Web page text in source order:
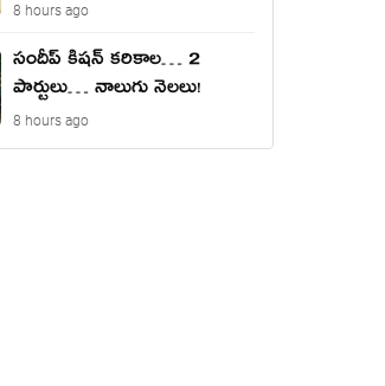
8 hours ago
సందీప్ కిషన్ కరికాల… 2
పార్టులు… నాలుగు నెలలు!
8 hours ago